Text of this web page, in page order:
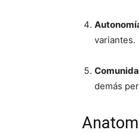
variantes.
demás